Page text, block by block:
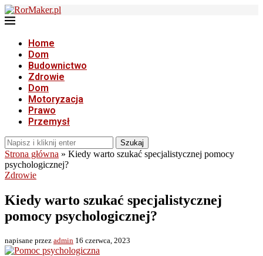
Home
Dom
Budownictwo
Zdrowie
Dom
Motoryzacja
Prawo
Przemysł
Szukaj
Strona główna » Kiedy warto szukać specjalistycznej pomocy
psychologicznej?
Zdrowie
Kiedy warto szukać specjalistycznej
pomocy psychologicznej?
napisane przez admin 16 czerwca, 2023